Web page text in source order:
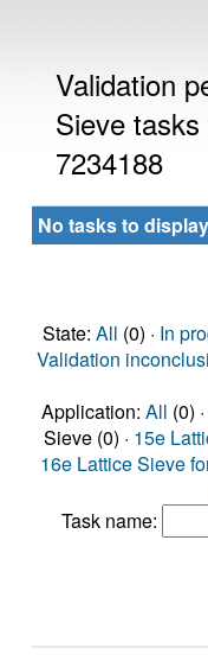
Validation
Sieve
7234188
No tasks to display
State: All (0) · In
Validation
Application: All (0) ·
Sieve (0) · 15e
16e Lattice Sieve
Task name: